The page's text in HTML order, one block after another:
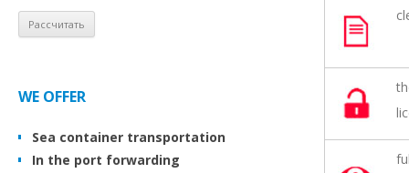
WE OFFER
Sea container transportation
In the port forwarding